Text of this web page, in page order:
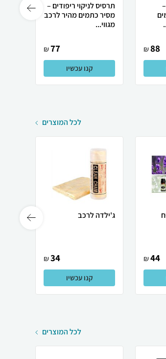
88
₪
תרסיס לניקוי ריפודים –
מסיר כתמים מהיר לרכב
מגווי...
77
₪
קנו עכשיו
לכל המוצרים
44
₪
ג'ילדה לרכב
34
₪
קנו עכשיו
לכל המוצרים